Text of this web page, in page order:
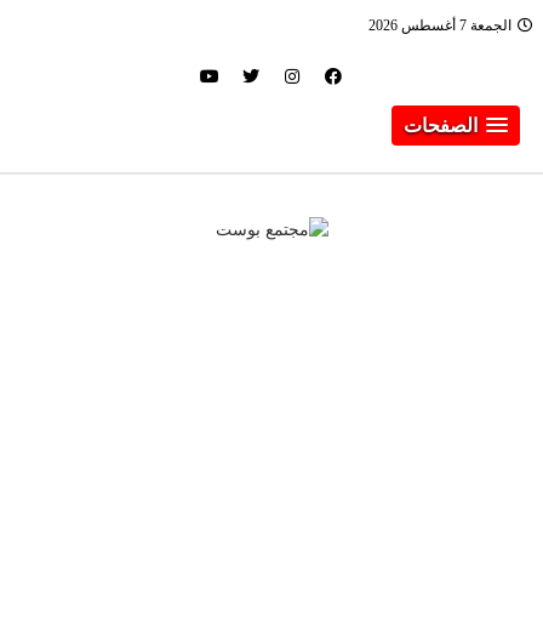
الجمعة 7 أغسطس 2026
الصفحات